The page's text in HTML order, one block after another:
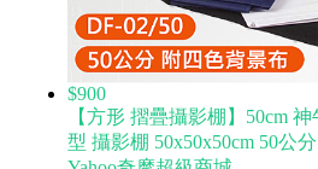
$900
【方形 摺疊攝影棚】50cm
型 攝影棚 50x50x50cm 50公